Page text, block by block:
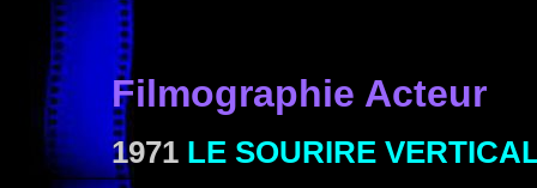
Filmographie Acteur
1971 LE SOURIRE